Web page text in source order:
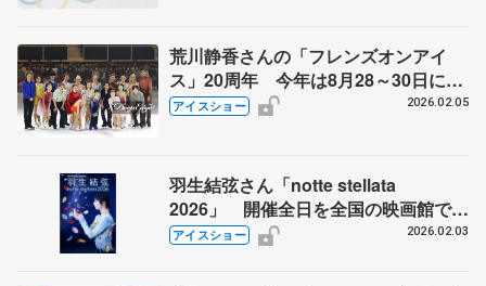
荒川静香さんの「フレンズオンアイ
ス」20周年 今年は8月28～30日に開
催決定
アイスショー 2026.02.05
羽生結弦さん「notte stellata
2026」 開催全日を全国の映画館でラ
イブビューイング
アイスショー 2026.02.03